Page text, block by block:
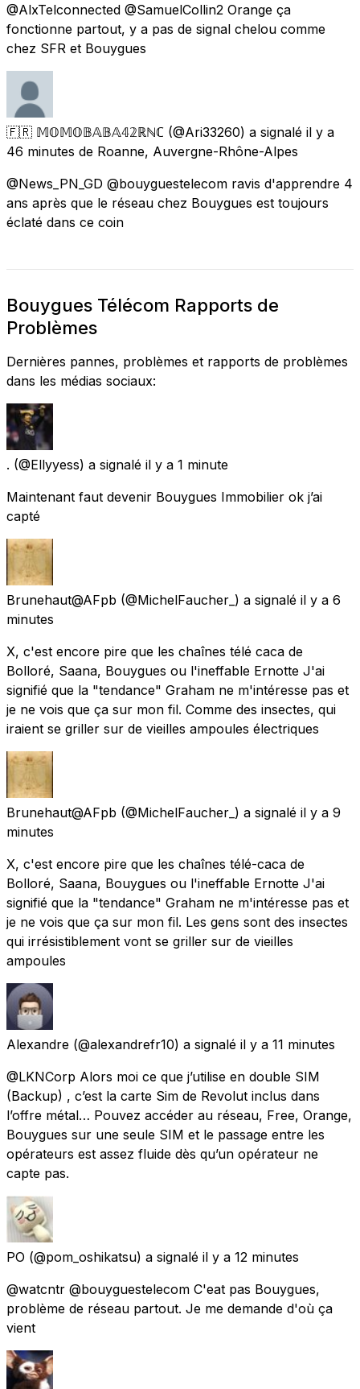
@AlxTelconnected @SamuelCollin2 Orange ça
fonctionne partout, y a pas de signal chelou comme
chez SFR et Bouygues
🇫🇷 𝕄𝕆𝕄𝕆𝔹𝔸𝔹𝔸𝟜𝟚ℝℕℂ (@Ari33260) a signalé il y a
46 minutes de Roanne, Auvergne-Rhône-Alpes
@News_PN_GD @bouyguestelecom ravis d'apprendre 4
ans après que le réseau chez Bouygues est toujours
éclaté dans ce coin
Bouygues Télécom Rapports de
Problèmes
Dernières pannes, problèmes et rapports de problèmes
dans les médias sociaux:
. (@Ellyyess) a signalé il y a 1 minute
Maintenant faut devenir Bouygues Immobilier ok j’ai
capté
Brunehaut@AFpb (@MichelFaucher_) a signalé il y a 6
minutes
X, c'est encore pire que les chaînes télé caca de
Bolloré, Saana, Bouygues ou l'ineffable Ernotte J'ai
signifié que la "tendance" Graham ne m'intéresse pas et
je ne vois que ça sur mon fil. Comme des insectes, qui
iraient se griller sur de vieilles ampoules électriques
Brunehaut@AFpb (@MichelFaucher_) a signalé il y a 9
minutes
X, c'est encore pire que les chaînes télé-caca de
Bolloré, Saana, Bouygues ou l'ineffable Ernotte J'ai
signifié que la "tendance" Graham ne m'intéresse pas et
je ne vois que ça sur mon fil. Les gens sont des insectes
qui irrésistiblement vont se griller sur de vieilles
ampoules
Alexandre (@alexandrefr10) a signalé il y a 11 minutes
@LKNCorp Alors moi ce que j’utilise en double SIM
(Backup) , c’est la carte Sim de Revolut inclus dans
l’offre métal… Pouvez accéder au réseau, Free, Orange,
Bouygues sur une seule SIM et le passage entre les
opérateurs est assez fluide dès qu’un opérateur ne
capte pas.
PO (@pom_oshikatsu) a signalé il y a 12 minutes
@watcntr @bouyguestelecom C'eat pas Bouygues,
problème de réseau partout. Je me demande d'où ça
vient